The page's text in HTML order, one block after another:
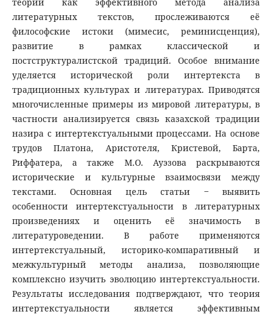
теории как эффективного метода анализа
литературных текстов, прослеживаются её
философские истоки (мимесис, реминисценция),
развитие в рамках классической и
постструктуралистской традиций. Особое внимание
уделяется исторической роли интертекста в
традиционных культурах и литературах. Приводятся
многочисленные примеры из мировой литературы, в
частности анализируется связь казахской традиции
назира с интертекстуальными процессами. На основе
трудов Платона, Аристотеля, Кристевой, Барта,
Риффатера, а также М.О. Ауэзова раскрываются
исторические и культурные взаимосвязи между
текстами. Основная цель статьи ‒ выявить
особенности интертекстуальности в литературных
произведениях и оценить её значимость в
литературоведении. В работе применяются
интертекстуальный, историко-компаративный и
межкультурный методы анализа, позволяющие
комплексно изучить эволюцию интертекстуальности.
Результаты исследования подтверждают, что теория
интертекстуальности является эффективным